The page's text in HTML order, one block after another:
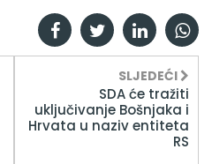
SLJEDEĆI
SDA će tražiti
uključivanje Bošnjaka i
Hrvata u naziv entiteta
RS